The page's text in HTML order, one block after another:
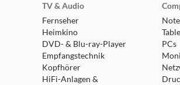
TV & Audio
Fernseher
Heimkino
DVD- & Blu-ray-Player
Empfangstechnik
Kopfhörer
HiFi-Anlagen &
PCs